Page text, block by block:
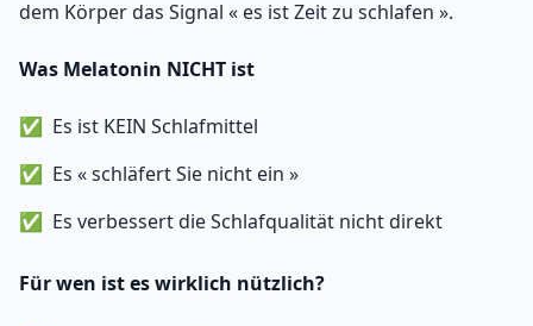
dem Körper das Signal « es ist Zeit zu schlafen ».
Was Melatonin NICHT ist
Es ist KEIN Schlafmittel
Es « schläfert Sie nicht ein »
Es verbessert die Schlafqualität nicht direkt
Für wen ist es wirklich nützlich?